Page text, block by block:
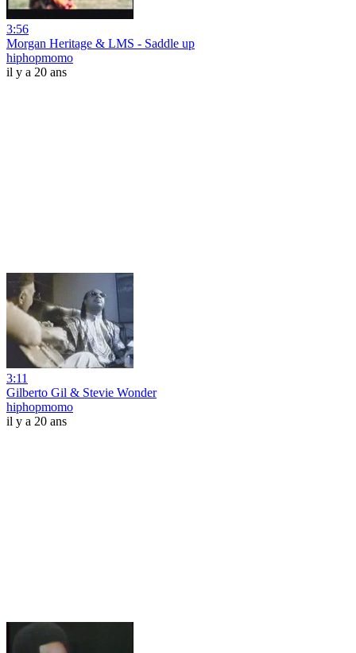
3:56
Morgan Heritage & LMS - Saddle up
hiphopmomo
il y a 20 ans
3:11
Gilberto Gil & Stevie Wonder
hiphopmomo
il y a 20 ans